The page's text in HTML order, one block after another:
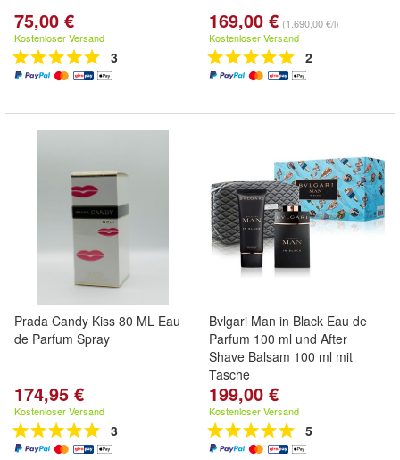
75,00 €
Kostenloser Versand
3
169,00 € (1.690,00 €/l)
Kostenloser Versand
2
Prada Candy Kiss 80 ML Eau
de Parfum Spray
174,95 €
Kostenloser Versand
3
Bvlgari Man in Black Eau de
Parfum 100 ml und After
Shave Balsam 100 ml mit
Tasche
199,00 €
Kostenloser Versand
5